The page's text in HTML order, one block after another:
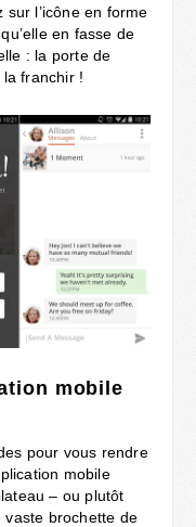
l’icône en forme
en fasse de
: la porte de
la franchir !
mobile
pour vous rendre
mobile
– ou plutôt
vaste brochette de